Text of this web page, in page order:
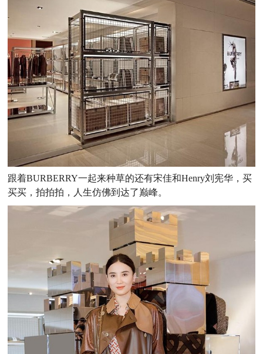
跟着BURBERRY一起来种草的还有宋佳和Henry刘宪华，买
买买，拍拍拍，人生仿佛到达了巅峰。